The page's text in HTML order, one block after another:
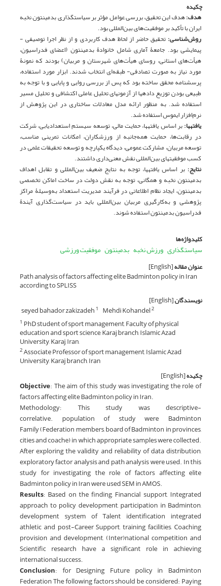
چکیده
هدف:هدف این تحقیق، بررسی عوامل مؤثر بر سیاست­گذاری بدمینتون نخبه
ایران با تأکید بر موفقیت‌های بین‌المللی بود.
روش‌شناسی: تحقیق حاضر از لحاظ هدف کاربردی و از نظر اجرا توصیفی -
پیمایشی بود. جامعۀ آماری شامل خانوادۀ بدمینتون (اعضای فدراسیون،
هیأت‌های استانی، روسای هیأت‌های شهرستان و مربیان) بودند که نمونۀ
مورد نیاز به صورت تصادفی- طبقه‌ای انتخاب شدند. ابزار مورد استفاده،
پرسشنامه محقق ساخته بود که پس از بررسی روایی و پایایی و با توجه به
طبیعی بودن توزیع داده­ها از آزمون­های تحلیل عاملی اکتشافی و تحلیل مسیر
استفاده شد. به منظور ارائه مدل معادلات ساختاری در این پژوهش از
نرم‌افزار ایموس استفاده شد.
یافته­ها:بر اساس یافته­ها، حمایت مالی، توسعه سیستم استعدادیابی، شرکت
در رقابت‌ها، حمایت همه‌جانبه از ورزشکاران، امکانات تمرینی مناسب،
توسعه مربیان، مشارکت عمومی، دیدگاه یکپارچه و توسعه تحقیقات علمی در
کسب موفقیت­های بین‌المللی نقش معنی‌داری داشتند.
نتایج: بر اساس یافته­ها، توجه به نتایج ضعیف بین‌المللی و تقابل اهداف
بدمینتون نخبه و همگانی، توجه به نقش دولت در ساخت اماکن تخصصی
بدمینتون، ایجاد نظام اطلاعاتی در فرآیند مدیریت استعداد به‌وسیلۀ مراکز
پژوهشی و به‌کارگیری مربیان بین‌المللی باید در سیاست‌گذاری آیندۀ
فدراسیون بدمینتون استفاده شوند.
کلیدواژه‌ها
سیاست­گذاری ورزش نخبه بدمینتون موفقیت ورزشی
عنوان مقاله[English]
Path analysis of factors affecting elite Badminton policy in Iran
according to SPLISS
نویسندگان[English]
seyed bahador zakizadeh 1 Mehdi Kohandel2
1 PhD student of sport management, Faculty of physical
education and sport science, Karaj branch, Islamic Azad
University, Karaj, Iran,
2Associate Professor of sport management, Islamic Azad
University, Karaj branch, Iran
چکیده[English]
Objective: The aim of this study was investigating the role of
factors affecting elite Badminton policy in Iran.
Methodology: This study was descriptive-
correlative. population of study were Badminton
Family (Federation members, board of Badminton in provinces,
cities and coache) in which appropriate samples were collected.
After exploring the validity and reliability of data distribution,
exploratory factor analysis and path analysis were used. In this
study for investigating the role of factors affecting elite
Badminton policy in Iran were used SEM in AMOS.
Results: Based on the finding, Financial support, Integrated
approach to policy development, participation in Badminton,
development system of Talent identification integrated
athletic and post-Career Support, training facilities, Coaching
provision and development, (Inter)national competition and
Scientific research have a significant role in achieving
international success.
Conclusion: for Designing Future policy in Badminton
Federation The following factors should be considered: Paying